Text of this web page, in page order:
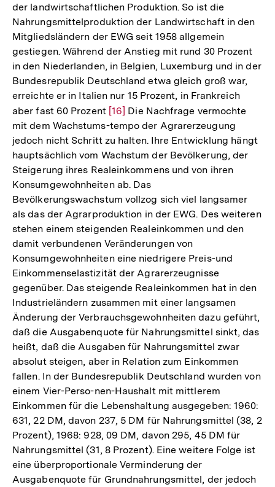
der landwirtschaftlichen Produktion. So ist die
Nahrungsmittelproduktion der Landwirtschaft in den
Mitgliedsländern der EWG seit 1958 allgemein
gestiegen. Während der Anstieg mit rund 30 Prozent
in den Niederlanden, in Belgien, Luxemburg und in der
Bundesrepublik Deutschland etwa gleich groß war,
erreichte er in Italien nur 15 Prozent, in Frankreich
aber fast 60 Prozent Zur
Auflösung
der
Fußnote
[16] Die Nachfrage vermochte
mit dem Wachstums-tempo der Agrarerzeugung
jedoch nicht Schritt zu halten. Ihre Entwicklung hängt
hauptsächlich vom Wachstum der Bevölkerung, der
Steigerung ihres Realeinkommens und von ihren
Konsumgewohnheiten ab. Das
Bevölkerungswachstum vollzog sich viel langsamer
als das der Agrarproduktion in der EWG. Des weiteren
stehen einem steigenden Realeinkommen und den
damit verbundenen Veränderungen von
Konsumgewohnheiten eine niedrigere Preis-und
Einkommenselastizität der Agrarerzeugnisse
gegenüber. Das steigende Realeinkommen hat in den
Industrieländern zusammen mit einer langsamen
Änderung der Verbrauchsgewohnheiten dazu geführt,
daß die Ausgabenquote für Nahrungsmittel sinkt, das
heißt, daß die Ausgaben für Nahrungsmittel zwar
absolut steigen, aber in Relation zum Einkommen
fallen. In der Bundesrepublik Deutschland wurden von
einem Vier-Perso-nen-Haushalt mit mittlerem
Einkommen für die Lebenshaltung ausgegeben: 1960:
631, 22 DM, davon 237, 5 DM für Nahrungsmittel (38, 2
Prozent), 1968: 928, 09 DM, davon 295, 45 DM für
Nahrungsmittel (31, 8 Prozent). Eine weitere Folge ist
eine überproportionale Verminderung der
Ausgabenquote für Grundnahrungsmittel, der jedoch